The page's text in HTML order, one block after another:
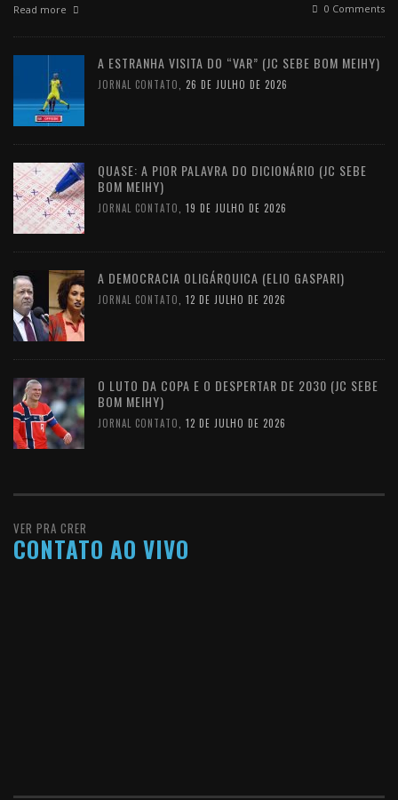
Read more 0 Comments
A ESTRANHA VISITA DO “VAR” (JC SEBE BOM MEIHY)
JORNAL CONTATO 26 DE JULHO DE 2026
QUASE: A PIOR PALAVRA DO DICIONÁRIO (JC SEBE
BOM MEIHY)
JORNAL CONTATO 19 DE JULHO DE 2026
A DEMOCRACIA OLIGÁRQUICA (ELIO GASPARI)
JORNAL CONTATO 12 DE JULHO DE 2026
O LUTO DA COPA E O DESPERTAR DE 2030 (JC SEBE
BOM MEIHY)
JORNAL CONTATO 12 DE JULHO DE 2026
VER PRA CRER
CONTATO AO VIVO